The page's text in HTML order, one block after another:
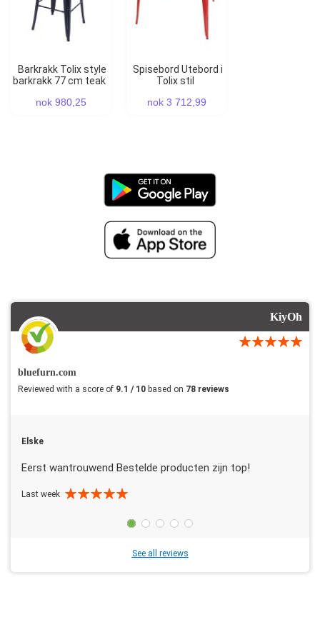
Barkrakk Tolix style
barkrakk 77 cm teak
nok 980,25
Spisebord Utebord i
Tolix stil
nok 3 712,99
KiyOh
bluefurn.com
Reviewed with a score of 9.1 / 10 based on 78 reviews
Elske
Eerst wantrouwend Bestelde producten zijn top!
Last week
See all reviews